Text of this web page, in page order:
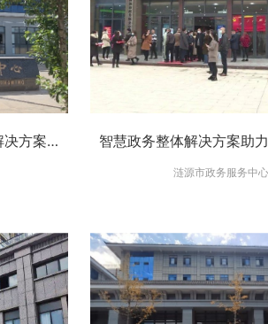
祝贺三品智能智慧政务整体解决方案走进崇明县政务服务中心
涟源市政务服务中心